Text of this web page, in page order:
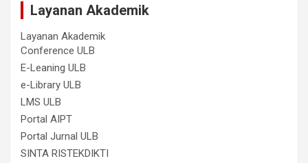
Layanan Akademik
Layanan Akademik
Conference ULB
E-Leaning ULB
e-Library ULB
LMS ULB
Portal AIPT
Portal Jurnal ULB
SINTA RISTEKDIKTI